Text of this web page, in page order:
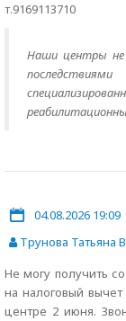
т.9169113710
Наши центры не
04.08.2026 19:09
Трунова Татьяна
Не могу получить
на налоговый
центре 2 июня.